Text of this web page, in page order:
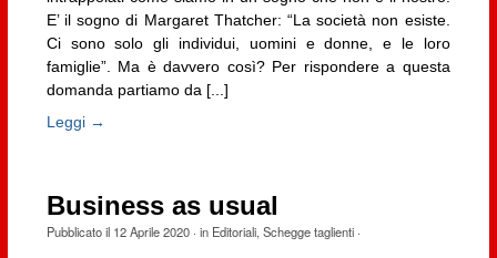
E’ il sogno di Margaret Thatcher: “La società non esiste.
Ci sono solo gli individui, uomini e donne, e le loro
famiglie”. Ma è davvero così? Per rispondere a questa
domanda partiamo da [...]
Leggi →
Business as usual
Pubblicato il 12 Aprile 2020· in Editoriali, Schegge taglienti·